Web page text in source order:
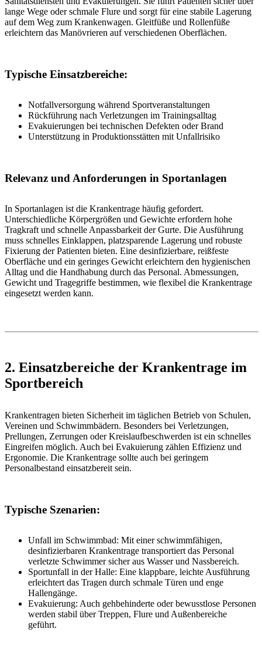
lange Wege oder schmale Flure und sorgt für eine stabile Lagerung
auf dem Weg zum Krankenwagen. Gleitfüße und Rollenfüße
erleichtern das Manövrieren auf verschiedenen Oberflächen.
Typische Einsatzbereiche:
Notfallversorgung während Sportveranstaltungen
Rückführung nach Verletzungen im Trainingsalltag
Evakuierungen bei technischen Defekten oder Brand
Unterstützung in Produktionsstätten mit Unfallrisiko
Relevanz und Anforderungen in Sportanlagen
In Sportanlagen ist die Krankentrage häufig gefordert.
Unterschiedliche Körpergrößen und Gewichte erfordern hohe
Tragkraft und schnelle Anpassbarkeit der Gurte. Die Ausführung
muss schnelles Einklappen, platzsparende Lagerung und robuste
Fixierung der Patienten bieten. Eine desinfizierbare, reißfeste
Oberfläche und ein geringes Gewicht erleichtern den hygienischen
Alltag und die Handhabung durch das Personal. Abmessungen,
Gewicht und Tragegriffe bestimmen, wie flexibel die Krankentrage
eingesetzt werden kann.
2. Einsatzbereiche der Krankentrage im
Sportbereich
Krankentragen bieten Sicherheit im täglichen Betrieb von Schulen,
Vereinen und Schwimmbädern. Besonders bei Verletzungen,
Prellungen, Zerrungen oder Kreislaufbeschwerden ist ein schnelles
Eingreifen möglich. Auch bei Evakuierung zählen Effizienz und
Ergonomie. Die Krankentrage sollte auch bei geringem
Personalbestand einsatzbereit sein.
Typische Szenarien:
Unfall im Schwimmbad: Mit einer schwimmfähigen,
desinfizierbaren Krankentrage transportiert das Personal
verletzte Schwimmer sicher aus Wasser und Nassbereich.
Sportunfall in der Halle: Eine klappbare, leichte Ausführung
erleichtert das Tragen durch schmale Türen und enge
Hallengänge.
Evakuierung: Auch gehbehinderte oder bewusstlose Personen
werden stabil über Treppen, Flure und Außenbereiche
geführt.